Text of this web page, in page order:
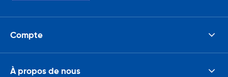
Compte
À propos de nous